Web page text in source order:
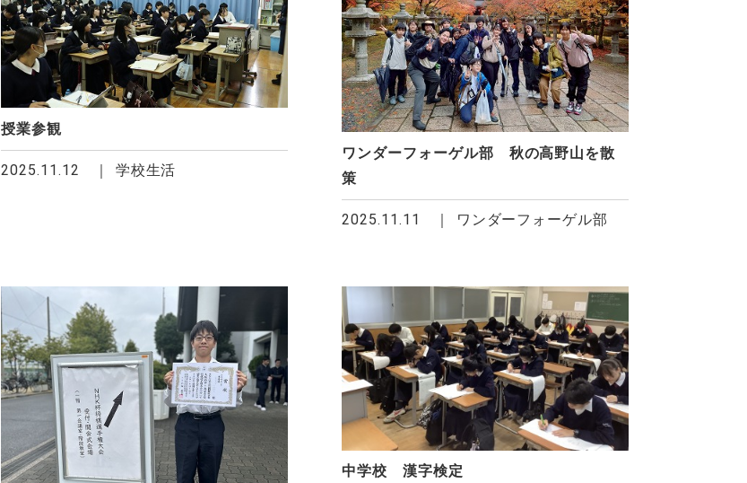
授業参観
2025.11.12 学校生活
ワンダーフォーゲル部 秋の高野山を散
策
2025.11.11 ワンダーフォーゲル部
中学校 漢字検定